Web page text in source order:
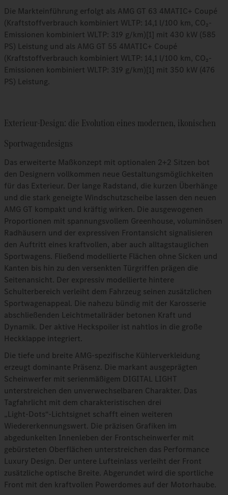
Die Markteinführung erfolgt als AMG GT 63 4MATIC+ Coupé
(Kraftstoffverbrauch kombiniert WLTP: 14,1 l/100 km, CO₂-
Emissionen kombiniert WLTP: 319 g/km)[1] mit 430 kW (585
PS) Leistung und als AMG GT 55 4MATIC+ Coupé
(Kraftstoffverbrauch kombiniert WLTP: 14,1 l/100 km, CO₂-
Emissionen kombiniert WLTP: 319 g/km)[1] mit 350 kW (476
PS) Leistung.
Exterieur-Design: die Evolution eines modernen, ikonischen
Sportwagendesigns
Das erweiterte Maßkonzept mit optionalen 2+2 Sitzen bot
den Designern vollkommen neue Gestaltungsmöglichkeiten
für das Exterieur. Der lange Radstand, die kurzen Überhänge
und die stark geneigte Windschutzscheibe lassen den neuen
AMG GT kompakt und kräftig wirken. Die ausgewogenen
Proportionen mit spannungsvollem Greenhouse, voluminösen
Radhäusern und der expressiven Frontansicht signalisieren
den Auftritt eines kraftvollen, aber auch alltagstauglichen
Sportwagens. Fließend modellierte Flächen ohne Sicken und
Kanten bis hin zu den versenkten Türgriffen prägen die
Seitenansicht. Der expressiv modellierte hintere
Schulterbereich verleiht dem Fahrzeug seinen zusätzlichen
Sportwagenappeal. Die nahezu bündig mit der Karosserie
abschließenden Leichtmetallräder betonen Kraft und
Dynamik. Der aktive Heckspoiler ist nahtlos in die große
Heckklappe integriert.
Die tiefe und breite AMG‑spezifische Kühlerverkleidung
erzeugt dominante Präsenz. Die markant ausgeprägten
Scheinwerfer mit serienmäßigem DIGITAL LIGHT
unterstreichen den unverwechselbaren Charakter. Das
Tagfahrlicht mit dem charakteristischen drei
„Light‑Dots“‑Lichtsignet schafft einen weiteren
Wiedererkennungswert. Die präzisen Grafiken im
abgedunkelten Innenleben der Frontscheinwerfer mit
gebürsteten Oberflächen unterstreichen das Performance
Luxury Design. Der untere Lufteinlass verleiht der Front
zusätzliche optische Breite. Abgerundet wird die sportliche
Front mit den kraftvollen Powerdomes auf der Motorhaube.